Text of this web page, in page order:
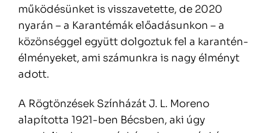
működésünket is visszavetette, de 2020
nyarán – a Karantémák előadásunkon – a
közönséggel együtt dolgoztuk fel a karantén-
élményeket, ami számunkra is nagy élményt
adott.
A Rögtönzések Színházát J. L. Moreno
alapította 1921-ben Bécsben, aki úgy